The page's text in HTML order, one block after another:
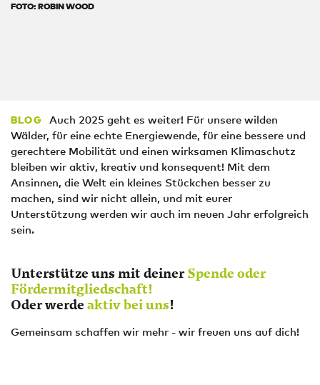
FOTO: ROBIN WOOD
BLOG
Auch 2025 geht es weiter! Für unsere wilden
Wälder, für eine echte Energiewende, für eine bessere und
gerechtere Mobilität und einen wirksamen Klimaschutz
bleiben wir aktiv, kreativ und konsequent! Mit dem
Ansinnen, die Welt ein kleines Stückchen besser zu
machen, sind wir nicht allein, und mit eurer
Unterstützung werden wir auch im neuen Jahr erfolgreich
sein.
Unterstütze uns mit deinerSpende oder
Fördermitgliedschaft!
Oder werdeaktiv bei uns!
Gemeinsam schaffen wir mehr - wir freuen uns auf dich!